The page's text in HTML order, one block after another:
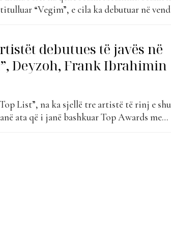
“Vegim”, e cila ka debutuar në
debutues të javës në
Deyzoh, Frank Ibrahimin
List”, na ka sjellë tre artistë të rinj e
ata që i janë bashkuar Top Awards me